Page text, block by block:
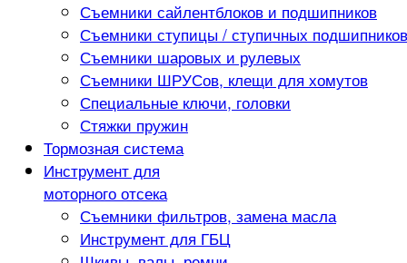
Съемники сайлентблоков и подшипников
Съемники ступицы / ступичных подшипников
Съемники шаровых и рулевых
Съемники ШРУСов, клещи для хомутов
Специальные ключи, головки
Стяжки пружин
Тормозная система
Инструмент для
моторного отсека
Съемники фильтров, замена масла
Инструмент для ГБЦ